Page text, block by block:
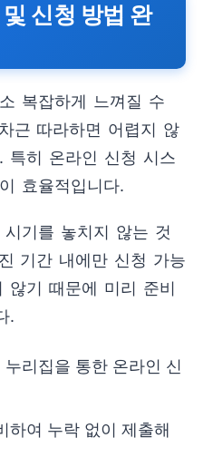
신청 방법 완
복잡하게 느껴질 수
근 따라하면 어렵지 않
특히 온라인 신청 시스
효율적입니다.
기를 놓치지 않는 것
기간 내에만 신청 가능
않기 때문에 미리 준비
.
리집을 통한 온라인 신
하여 누락 없이 제출해